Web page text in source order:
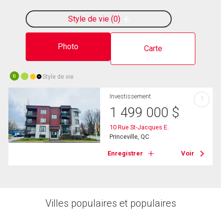
Photo Carte
Style de vie 0
10 Style de vie
Investissement
1 499 000 $
10 Rue St-Jacques E.
Princeville, QC
Enregistrer Voir
?
Villes populaires et populaires